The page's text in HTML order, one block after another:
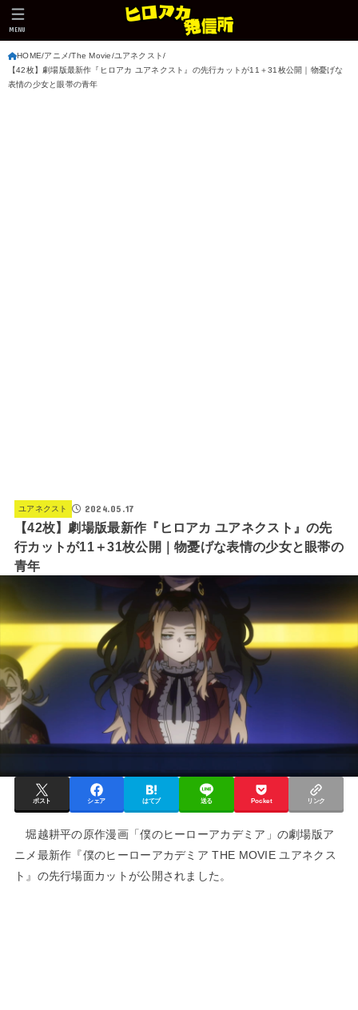
MENU
HOME アニメ The Movie ユアネクスト
【42枚】劇場版最新作『ヒロアカ ユアネクスト』の先行カットが11＋31枚公開｜物憂げな
表情の少女と眼帯の青年
ユアネクスト 2024.05.17
【42枚】劇場版最新作『ヒロアカ ユアネクスト』の先
行カットが11＋31枚公開｜物憂げな表情の少女と眼帯の
青年
ポスト シェア はてブ 送る Pocket リンク
堀越耕平の原作漫画「僕のヒーローアカデミア」の劇場版ア
ニメ最新作『僕のヒーローアカデミア THE MOVIE ユアネクス
ト』の先行場面カットが公開されました。